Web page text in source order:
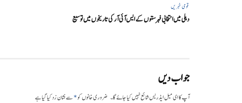
قومی خبریں
دہلی میں انتخابی فہرستوں کے ایس آئی آر کی تاریخوں میں توسیع
جواب دیں
آپ کا ای میل ایڈریس شائع نہیں کیا جائے گا۔ ضروری خانوں کو*سے نشان زد کیا گیا ہے